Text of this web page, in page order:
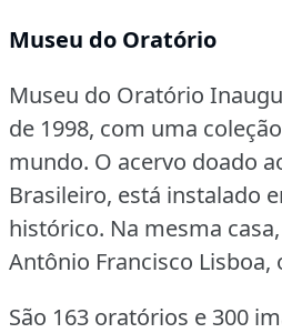
Museu do Oratório
Museu do Oratório
de 1998, com uma
mundo. O acervo doado
Brasileiro, está instalado
histórico. Na mesma
Antônio Francisco Lisboa,
São 163 oratórios e 300